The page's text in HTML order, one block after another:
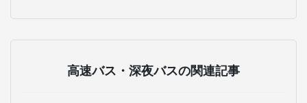
高速バス・深夜バスの関連記事